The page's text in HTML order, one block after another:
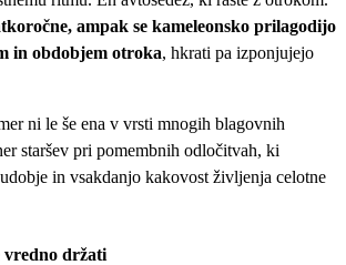
ampak se kameleonsko prilagodijo
in obdobjem otroka, hkrati pa izponjujejo
ni le še ena v vrsti mnogih blagovnih
staršev pri pomembnih odločitvah, ki
in vsakdanjo kakovost življenja celotne
vredno držati